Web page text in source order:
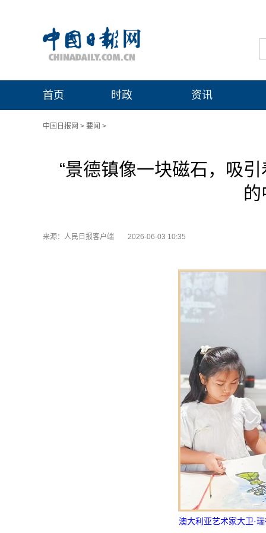
首页 时政 资讯
中国日报网 > 要闻 >
“景德镇像一块磁石，吸
的
来源：人民日报客户端 2026-06-03 10:35
澳大利亚艺术家大卫·